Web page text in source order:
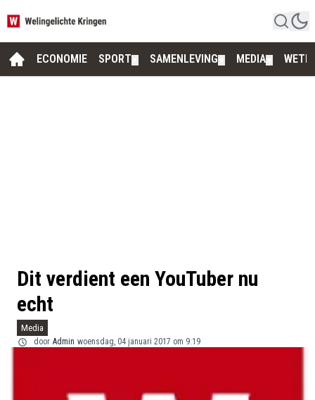
ECONOMIE SPORT SAMENLEVING MEDIA
Dit verdient een YouTuber nu
echt
Media
door Admin woensdag, 04 januari 2017 om 9:19